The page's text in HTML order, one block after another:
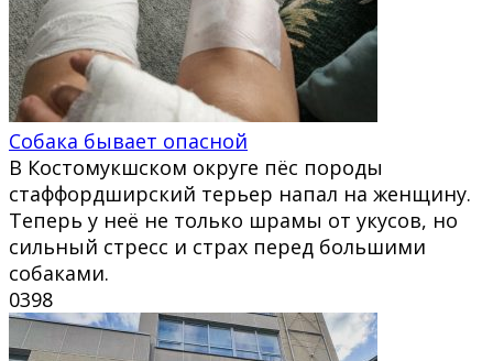
Собака бывает опасной
В Костомукшском округе пёс породы
стаффордширский терьер напал на женщину.
Теперь у неё не только шрамы от укусов, но
сильный стресс и страх перед большими
собаками.
0398